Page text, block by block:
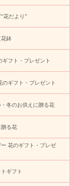
お祝い商品一覧
い
花
四十九日法要以
フラワー
お盆（新
お取り寄せギフト
蝶蘭
プリザーブ
ント 花束
スタ
胡蝶蘭・花鉢
世界初の青色胡蝶蘭
ーブドフラワー
セミオーダー
りのeギフト
ローオレンジ
レッ
花だより”
花鉢
ギフト・プレゼント
のギフト・プレゼント
冬のお供えに贈る花
る花
花のギフト・プレゼ
ギフト